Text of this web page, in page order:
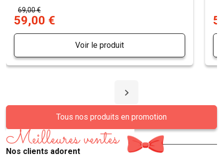
69,00 €
59,00 €
Voir le produit
Tous nos produits en promotion
Meilleures ventes
Nos clients adorent